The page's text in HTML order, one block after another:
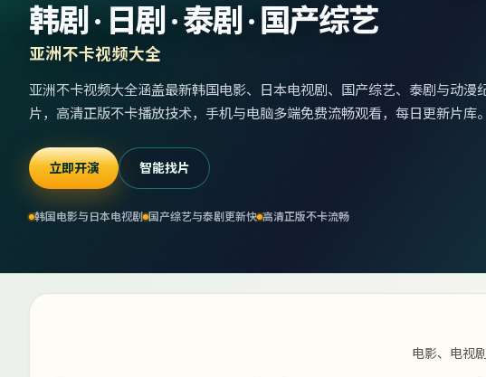
韩剧 · 日剧 · 泰剧 · 国产综艺
亚洲不卡视频大全
亚洲不卡视频大全涵盖最新韩国电影、日本电视剧、国产综艺、泰剧与动漫
片，高清正版不卡播放技术，手机与电脑多端免费流畅观看，每日更新片库。
立即开演 智能找片
韩国电影与日本电视剧 国产综艺与泰剧更新快 高清正版不卡流畅
电影、电视